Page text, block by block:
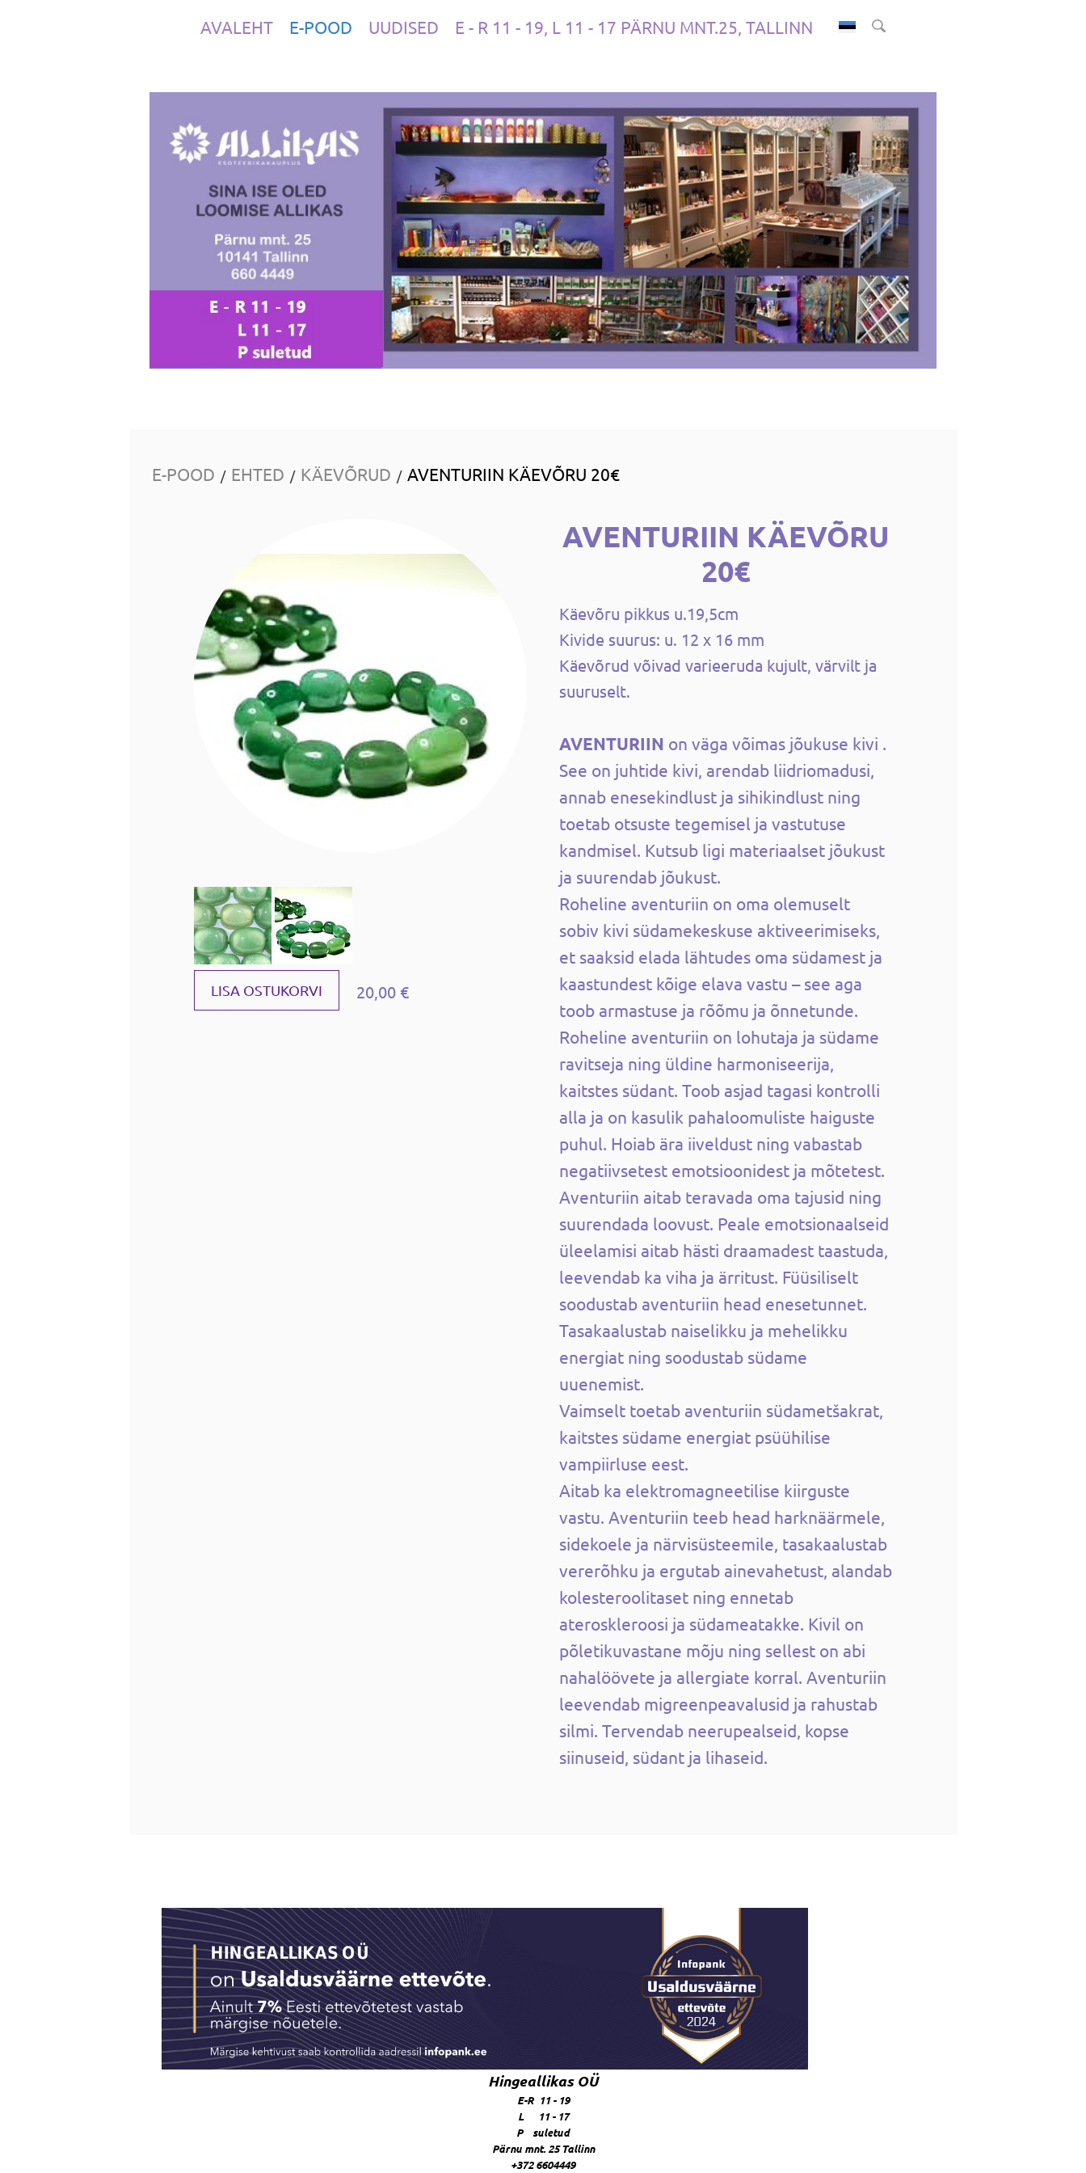
AVALEHT E-POOD UUDISED E - R 11 - 19, L 11 - 17 PÄRNU MNT.25, TALLINN
E-POOD / EHTED / KÄEVÕRUD / AVENTURIIN KÄEVÕRU 20€
LISA OSTUKORVI 20,00 €
AVENTURIIN KÄEVÕRU
20€
Käevõru pikkus u.19,5cm
Kivide suurus: u. 12 x 16 mm
Käevõrud võivad varieeruda kujult, värvilt ja
suuruselt.
AVENTURIIN on väga võimas jõukuse kivi .
See on juhtide kivi, arendab liidriomadusi,
annab enesekindlust ja sihikindlust ning
toetab otsuste tegemisel ja vastutuse
kandmisel. Kutsub ligi materiaalset jõukust
ja suurendab jõukust.
Roheline aventuriin on oma olemuselt
sobiv kivi südamekeskuse aktiveerimiseks,
et saaksid elada lähtudes oma südamest ja
kaastundest kõige elava vastu – see aga
toob armastuse ja rõõmu ja õnnetunde.
Roheline aventuriin on lohutaja ja südame
ravitseja ning üldine harmoniseerija,
kaitstes südant. Toob asjad tagasi kontrolli
alla ja on kasulik pahaloomuliste haiguste
puhul. Hoiab ära iiveldust ning vabastab
negatiivsetest emotsioonidest ja mõtetest.
Aventuriin aitab teravada oma tajusid ning
suurendada loovust. Peale emotsionaalseid
üleelamisi aitab hästi draamadest taastuda,
leevendab ka viha ja ärritust. Füüsiliselt
soodustab aventuriin head enesetunnet.
Tasakaalustab naiselikku ja mehelikku
energiat ning soodustab südame
uuenemist.
Vaimselt toetab aventuriin südametšakrat,
kaitstes südame energiat psüühilise
vampiirluse eest.
Aitab ka elektromagneetilise kiirguste
vastu. Aventuriin teeb head harknäärmele,
sidekoele ja närvisüsteemile, tasakaalustab
vererõhku ja ergutab ainevahetust, alandab
kolesteroolitaset ning ennetab
ateroskleroosi ja südameatakke. Kivil on
põletikuvastane mõju ning sellest on abi
nahalöövete ja allergiate korral. Aventuriin
leevendab migreenpeavalusid ja rahustab
silmi. Tervendab neerupealseid, kopse
siinuseid, südant ja lihaseid.
Hingeallikas OÜ
E-R 11 - 19
L 11 - 17
P suletud
Pärnu mnt. 25 Tallinn
+372 6604449